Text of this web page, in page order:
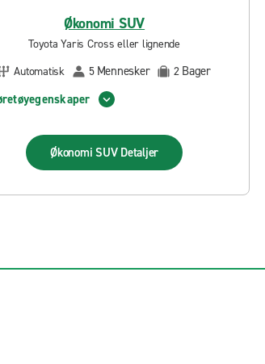
Økonomi SUV
Toyota Yaris Cross eller lignende
Automatisk
5 Mennesker 2 Bager
Økonomi SUV Detaljer